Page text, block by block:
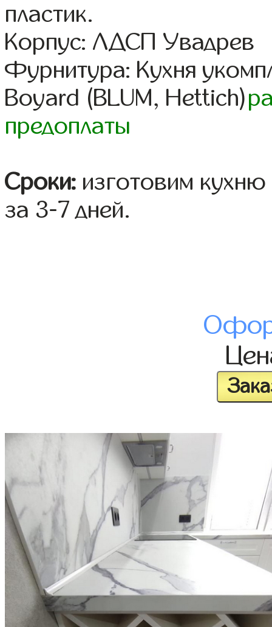
пластик.
Корпус: ЛДСП Увадрев
Фурнитура: Кухня
Boyard (BLUM, Hettich)
предоплаты
Сроки: изготовим
за 3-7 дней.